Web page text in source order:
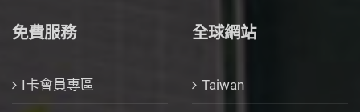
免費服務
I卡會員專區
全球網站
Taiwan